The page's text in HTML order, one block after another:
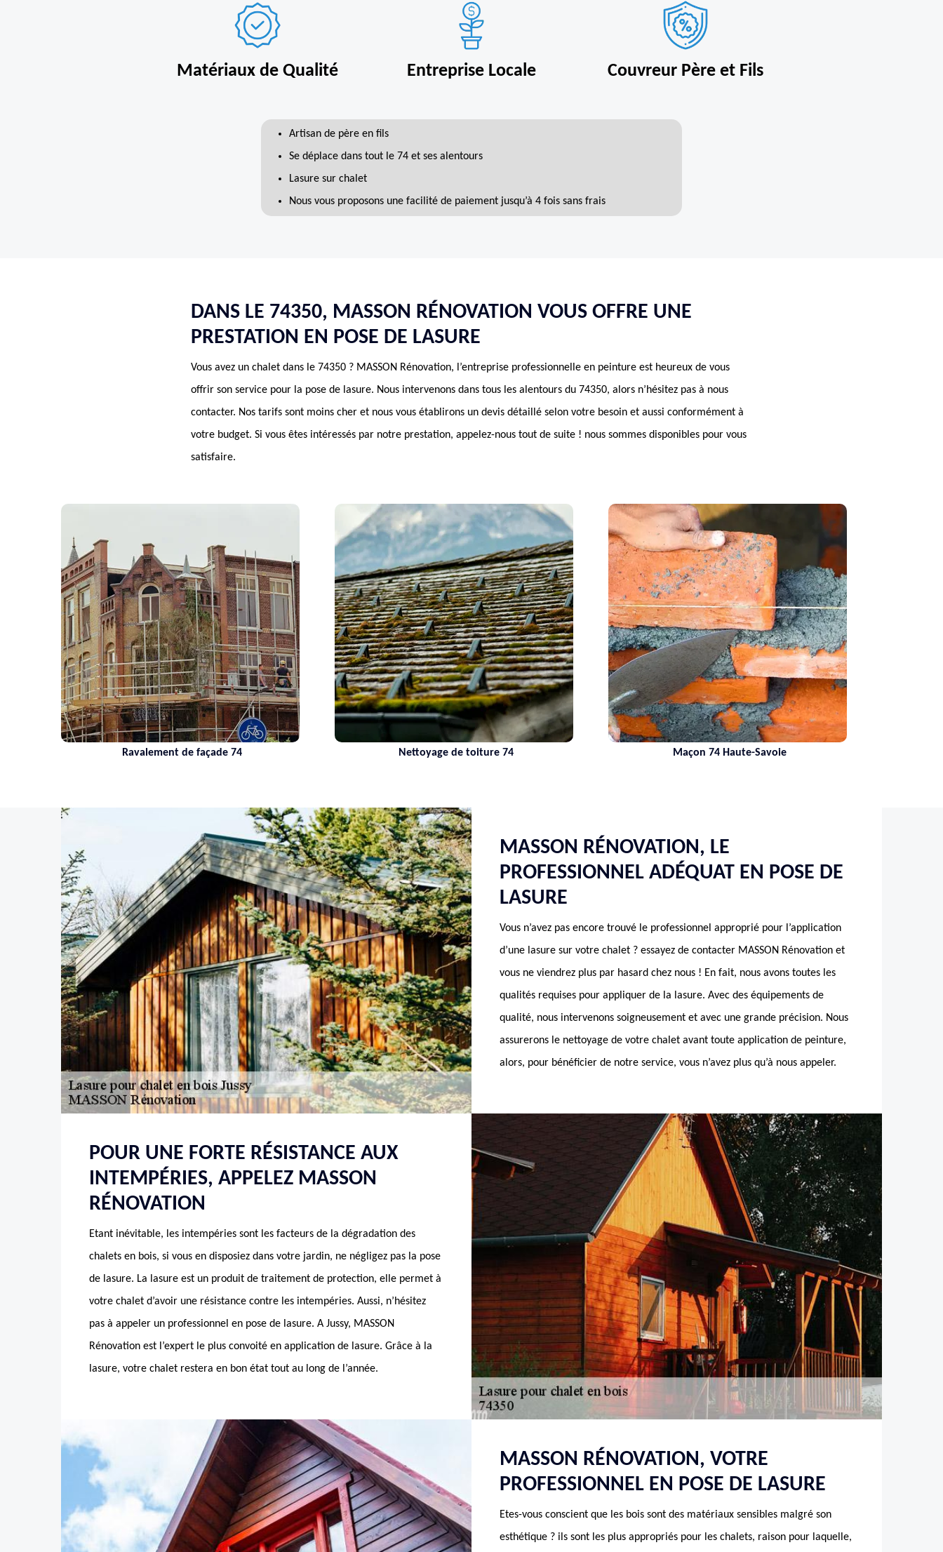
Matériaux de Qualité Entreprise Locale Couvreur Père et Fils
Artisan de père en fils
Se déplace dans tout le 74 et ses alentours
Lasure sur chalet
Nous vous proposons une facilité de paiement jusqu’à 4 fois sans frais
DANS LE 74350, MASSON RÉNOVATION VOUS OFFRE UNE
PRESTATION EN POSE DE LASURE
Vous avez un chalet dans le 74350 ? MASSON Rénovation, l’entreprise professionnelle en peinture est heureux de vous
offrir son service pour la pose de lasure. Nous intervenons dans tous les alentours du 74350, alors n’hésitez pas à nous
contacter. Nos tarifs sont moins cher et nous vous établirons un devis détaillé selon votre besoin et aussi conformément à
votre budget. Si vous êtes intéressés par notre prestation, appelez-nous tout de suite ! nous sommes disponibles pour vous
satisfaire.
MASSON RÉNOVATION, LE
PROFESSIONNEL ADÉQUAT EN POSE DE
LASURE
Vous n’avez pas encore trouvé le professionnel approprié pour l’application
d’une lasure sur votre chalet ? essayez de contacter MASSON Rénovation et
vous ne viendrez plus par hasard chez nous ! En fait, nous avons toutes les
qualités requises pour appliquer de la lasure. Avec des équipements de
qualité, nous intervenons soigneusement et avec une grande précision. Nous
assurerons le nettoyage de votre chalet avant toute application de peinture,
alors, pour bénéficier de notre service, vous n’avez plus qu’à nous appeler.
POUR UNE FORTE RÉSISTANCE AUX
INTEMPÉRIES, APPELEZ MASSON
RÉNOVATION
Etant inévitable, les intempéries sont les facteurs de la dégradation des
chalets en bois, si vous en disposiez dans votre jardin, ne négligez pas la pose
de lasure. La lasure est un produit de traitement de protection, elle permet à
votre chalet d’avoir une résistance contre les intempéries. Aussi, n’hésitez
pas à appeler un professionnel en pose de lasure. A Jussy, MASSON
Rénovation est l’expert le plus convoité en application de lasure. Grâce à la
lasure, votre chalet restera en bon état tout au long de l’année.
MASSON RÉNOVATION, VOTRE
PROFESSIONNEL EN POSE DE LASURE
Etes-vous conscient que les bois sont des matériaux sensibles malgré son
esthétique ? ils sont les plus appropriés pour les chalets, raison pour laquelle,